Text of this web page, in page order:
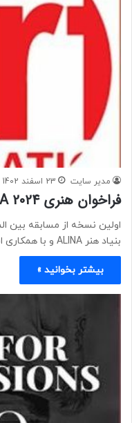
مدیر سایت 23 اسفند 1402
فراخوان هنری ALINA 2024
بنیاد هنر ALINA و با همکاری انجمن INARTTENDU در…
بیشتر بخوانید »